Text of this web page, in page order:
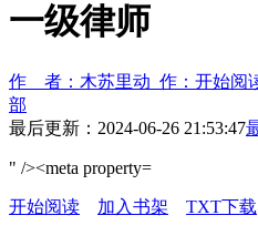
一级律师
作 者：木苏里动 作： 开始阅
部
最后更新：2024-06-26 21:53:47
" /><meta property=
开始阅读 加入书架 TXT下载